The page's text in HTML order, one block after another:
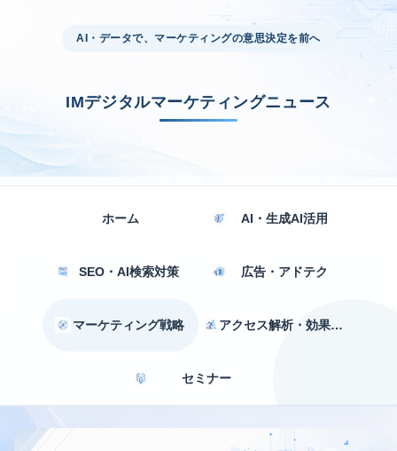
AI・データで、マーケティングの意思決定を前へ
IMデジタルマーケティングニュース
ホーム AI・生成AI活用
SEO・AI検索対策 広告・アドテク
マーケティング戦略 アクセス解析・効果測定
セミナー